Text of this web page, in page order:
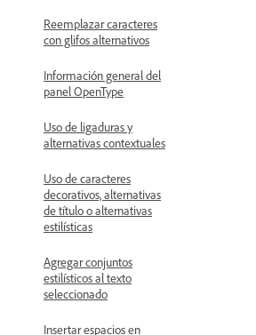
Reemplazar caracteres
con glifos alternativos
Información general del
panel OpenType
Uso de ligaduras y
alternativas contextuales
Uso de caracteres
decorativos, alternativas
de título o alternativas
estilísticas
Agregar conjuntos
estilísticos al texto
seleccionado
Insertar espacios en